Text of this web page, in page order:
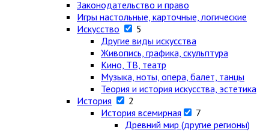
Законодательство и право
Игры настольные, карточные, логические
Искусство
5
Другие виды искусства
Живопись, графика, скульптура
Кино, ТВ, театр
Музыка, ноты, опера, балет, танцы
Теория и история искусства, эстетика
История
2
История всемирная
7
Древний мир (другие регионы)